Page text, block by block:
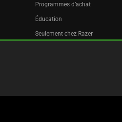
Programmes d’achat
Éducation
Seulement chez Razer